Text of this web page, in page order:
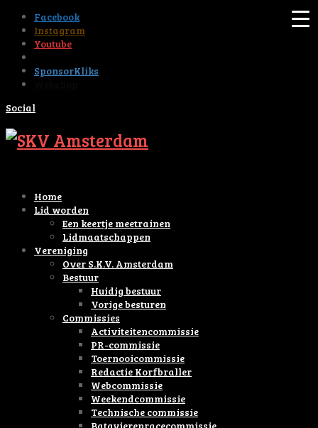
Facebook
Instagram
Youtube
SponsorKliks
Social
Home
Lid worden
Een keertje meetrainen
Lidmaatschappen
Vereniging
Over S.K.V. Amsterdam
Bestuur
Huidig bestuur
Vorige besturen
Commissies
Activiteitencommissie
PR-commissie
Toernooicommissie
Redactie Korfbraller
Webcommissie
Weekendcommissie
Technische commissie